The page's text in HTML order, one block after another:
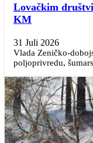
Lovačkim
KM
31 Juli 2026
Vlada Zeničko-
poljoprivredu,